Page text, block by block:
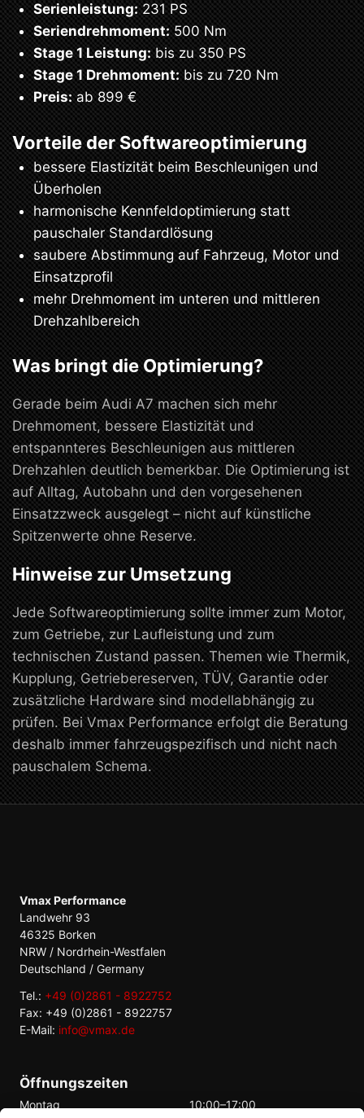
Serienleistung: 231 PS
Seriendrehmoment: 500 Nm
Stage 1 Leistung: bis zu 350 PS
Stage 1 Drehmoment: bis zu 720 Nm
Preis: ab 899 €
Vorteile der Softwareoptimierung
bessere Elastizität beim Beschleunigen und
Überholen
harmonische Kennfeldoptimierung statt
pauschaler Standardlösung
saubere Abstimmung auf Fahrzeug, Motor und
Einsatzprofil
mehr Drehmoment im unteren und mittleren
Drehzahlbereich
Was bringt die Optimierung?
Gerade beim Audi A7 machen sich mehr
Drehmoment, bessere Elastizität und
entspannteres Beschleunigen aus mittleren
Drehzahlen deutlich bemerkbar. Die Optimierung ist
auf Alltag, Autobahn und den vorgesehenen
Einsatzzweck ausgelegt – nicht auf künstliche
Spitzenwerte ohne Reserve.
Hinweise zur Umsetzung
Jede Softwareoptimierung sollte immer zum Motor,
zum Getriebe, zur Laufleistung und zum
technischen Zustand passen. Themen wie Thermik,
Kupplung, Getriebereserven, TÜV, Garantie oder
zusätzliche Hardware sind modellabhängig zu
prüfen. Bei Vmax Performance erfolgt die Beratung
deshalb immer fahrzeugspezifisch und nicht nach
pauschalem Schema.
Vmax Performance
Landwehr 93
46325 Borken
NRW / Nordrhein-Westfalen
Deutschland / Germany
Tel.: +49 (0)2861 - 8922752
Fax: +49 (0)2861 - 8922757
E-Mail: info@vmax.de
Öffnungszeiten
Montag 10:00–17:00